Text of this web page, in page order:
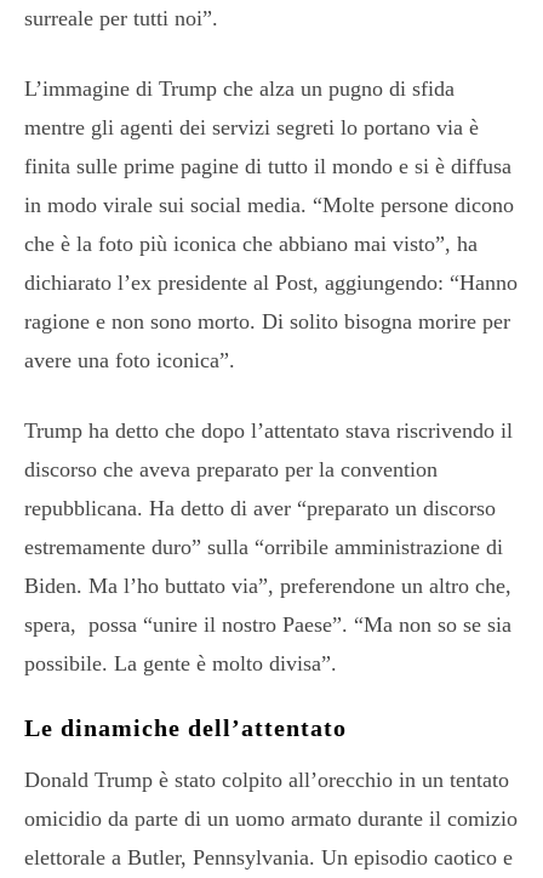
surreale per tutti noi”.
L’immagine di Trump che alza un pugno di sfida
mentre gli agenti dei servizi segreti lo portano via è
finita sulle prime pagine di tutto il mondo e si è diffusa
in modo virale sui social media. “Molte persone dicono
che è la foto più iconica che abbiano mai visto”, ha
dichiarato l’ex presidente al Post, aggiungendo: “Hanno
ragione e non sono morto. Di solito bisogna morire per
avere una foto iconica”.
Trump ha detto che dopo l’attentato stava riscrivendo il
discorso che aveva preparato per la convention
repubblicana. Ha detto di aver “preparato un discorso
estremamente duro” sulla “orribile amministrazione di
Biden. Ma l’ho buttato via”, preferendone un altro che,
spera, possa “unire il nostro Paese”. “Ma non so se sia
possibile. La gente è molto divisa”.
Le dinamiche dell’attentato
Donald Trump è stato colpito all’orecchio in un tentato
omicidio da parte di un uomo armato durante il comizio
elettorale a Butler, Pennsylvania. Un episodio caotico e